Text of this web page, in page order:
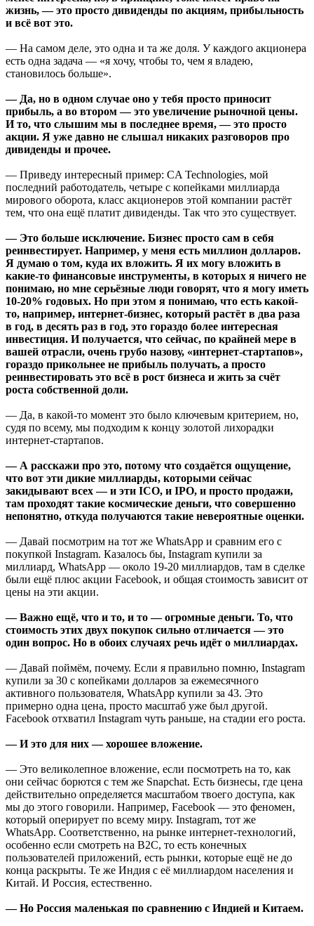
жизнь, — это просто дивиденды по акциям, прибыльность
и всё вот это.
— На самом деле, это одна и та же доля. У каждого акционера
есть одна задача — «я хочу, чтобы то, чем я владею,
становилось больше».
— Да, но в одном случае оно у тебя просто приносит
прибыль, а во втором — это увеличение рыночной цены.
И то, что слышим мы в последнее время, — это просто
акции. Я уже давно не слышал никаких разговоров про
дивиденды и прочее.
— Приведу интересный пример: CA Technologies, мой
последний работодатель, четыре с копейками миллиарда
мирового оборота, класс акционеров этой компании растёт
тем, что она ещё платит дивиденды. Так что это существует.
— Это больше исключение. Бизнес просто сам в себя
реинвестирует. Например, у меня есть миллион долларов.
Я думаю о том, куда их вложить. Я их могу вложить в
какие-то финансовые инструменты, в которых я ничего не
понимаю, но мне серьёзные люди говорят, что я могу иметь
10-20% годовых. Но при этом я понимаю, что есть какой-
то, например, интернет-бизнес, который растёт в два раза
в год, в десять раз в год, это гораздо более интересная
инвестиция. И получается, что сейчас, по крайней мере в
вашей отрасли, очень грубо назову, «интернет-стартапов»,
гораздо прикольнее не прибыль получать, а просто
реинвестировать это всё в рост бизнеса и жить за счёт
роста собственной доли.
— Да, в какой-то момент это было ключевым критерием, но,
судя по всему, мы подходим к концу золотой лихорадки
интернет-стартапов.
— А расскажи про это, потому что создаётся ощущение,
что вот эти дикие миллиарды, которыми сейчас
закидывают всех — и эти ICO, и IPO, и просто продажи,
там проходят такие космические деньги, что совершенно
непонятно, откуда получаются такие невероятные оценки.
— Давай посмотрим на тот же WhatsApp и сравним его с
покупкой Instagram. Казалось бы, Instagram купили за
миллиард, WhatsApp — около 19-20 миллиардов, там в сделке
были ещё плюс акции Facebook, и общая стоимость зависит от
цены на эти акции.
— Важно ещё, что и то, и то — огромные деньги. То, что
стоимость этих двух покупок сильно отличается — это
один вопрос. Но в обоих случаях речь идёт о миллиардах.
— Давай поймём, почему. Если я правильно помню, Instagram
купили за 30 с копейками долларов за ежемесячного
активного пользователя, WhatsApp купили за 43. Это
примерно одна цена, просто масштаб уже был другой.
Facebook отхватил Instagram чуть раньше, на стадии его роста.
— И это для них — хорошее вложение.
— Это великолепное вложение, если посмотреть на то, как
они сейчас борются с тем же Snapchat. Есть бизнесы, где цена
действительно определяется масштабом твоего доступа, как
мы до этого говорили. Например, Facebook — это феномен,
который оперирует по всему миру. Instagram, тот же
WhatsApp. Соответственно, на рынке интернет-технологий,
особенно если смотреть на B2C, то есть конечных
пользователей приложений, есть рынки, которые ещё не до
конца раскрыты. Те же Индия с её миллиардом населения и
Китай. И Россия, естественно.
— Но Россия маленькая по сравнению с Индией и Китаем.